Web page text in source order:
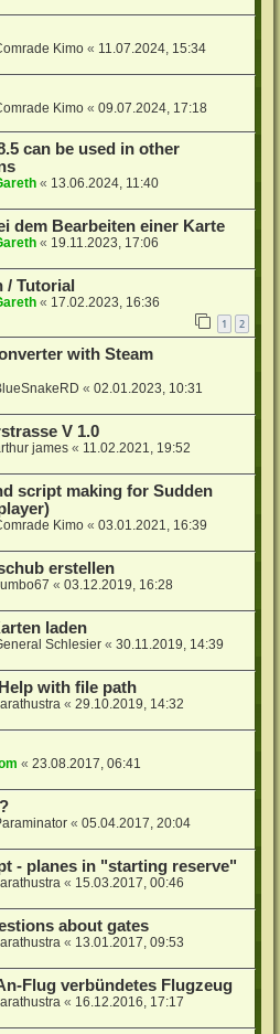
Kimo « 11.07.2024, 15:34
Kimo «09.07.2024, 17:18
can be used in other
« 13.06.2024, 11:40
dem Bearbeiten einer Karte
« 19.11.2023, 17:06
/ Tutorial
« 17.02.2023, 16:36
1 2
with Steam
«02.01.2023, 10:31
V 1.0
james « 11.02.2021, 19:52
script making for Sudden
Kimo «03.01.2021, 16:39
erstellen
«03.12.2019, 16:28
laden
Schlesier «30.11.2019, 14:39
with file path
«29.10.2019, 14:32
«23.08.2017, 06:41
«05.04.2017, 20:04
- planes in "starting reserve"
« 15.03.2017, 00:46
about gates
« 13.01.2017, 09:53
Flug verbündetes Flugzeug
« 16.12.2016, 17:17